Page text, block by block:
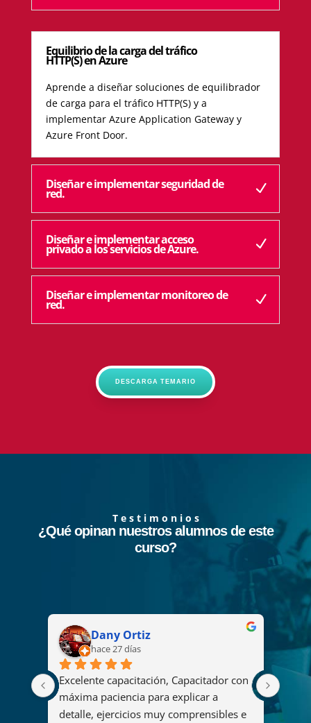
Equilibrio de la carga del tráfico
HTTP(S) en Azure
Aprende a diseñar soluciones de equilibrador
de carga para el tráfico HTTP(S) y a
implementar Azure Application Gateway y
Azure Front Door.
Diseñar e implementar seguridad de
red.
Diseñar e implementar acceso
privado a los servicios de Azure.
Diseñar e implementar monitoreo de
red.
DESCARGA TEMARIO
T e s t i m o n i o s
¿Qué opinan nuestros alumnos de este
curso?
Dany Ortiz
hace 27 días
Excelente capacitación, Capacitador con
máxima paciencia para explicar a
detalle, ejercicios muy comprensibles e
El